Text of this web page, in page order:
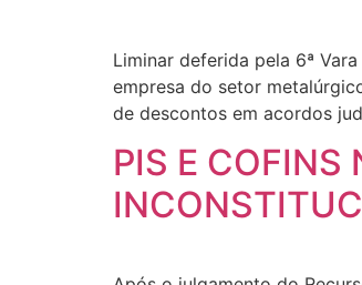
Liminar deferida pela 6ª
empresa do setor
de descontos em acordos
PIS E COFINS